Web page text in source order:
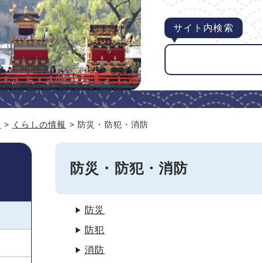
サイト内検索
> くらしの情報 > 防災・防犯・消防
防災・防犯・消防
防災
防犯
消防